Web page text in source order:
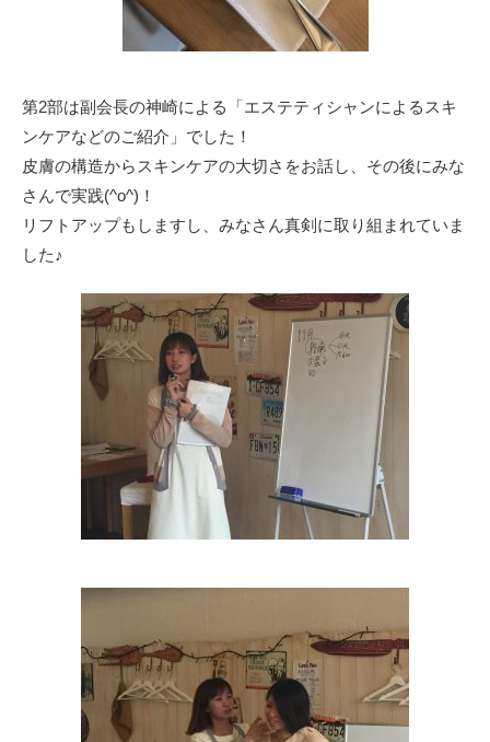
第2部は副会長の神崎による「エステティシャンによるスキ
ンケアなどのご紹介」でした！
皮膚の構造からスキンケアの大切さをお話し、その後にみな
さんで実践(^o^)！
リフトアップもしますし、みなさん真剣に取り組まれていま
した♪